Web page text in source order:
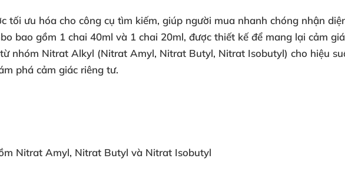
tối ưu hóa cho công cụ tìm kiếm, giúp người mua nhanh chóng nhận
bao gồm 1 chai 40ml và 1 chai 20ml, được thiết kế để mang lại cảm
nhóm Nitrat Alkyl (Nitrat Amyl, Nitrat Butyl, Nitrat Isobutyl) cho hiệu
phá cảm giác riêng tư.
Nitrat Amyl, Nitrat Butyl và Nitrat Isobutyl